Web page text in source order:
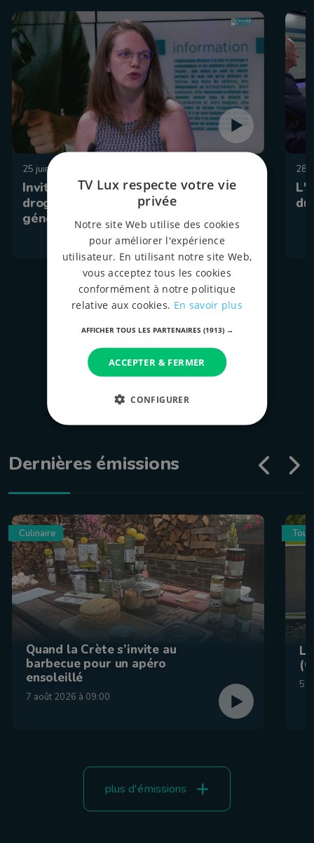
25 juin 2026 à 18:30
Invité de la presse : patrimoine,
drogue, contestation et médecine
générale
28
Dernières émissions
Culinaire
Quand la Crète s’invite au
barbecue pour un apéro
ensoleillé
7 août 2026 à 09:00
5
plus d'émissions
TV Lux respecte votre vie
privée
Notre site Web utilise des cookies
pour améliorer l'expérience
utilisateur. En utilisant notre site Web,
vous acceptez tous les cookies
conformément à notre politique
relative aux cookies. En savoir plus
AFFICHER TOUS LES PARTENAIRES (1913) →
ACCEPTER & FERMER
CONFIGURER